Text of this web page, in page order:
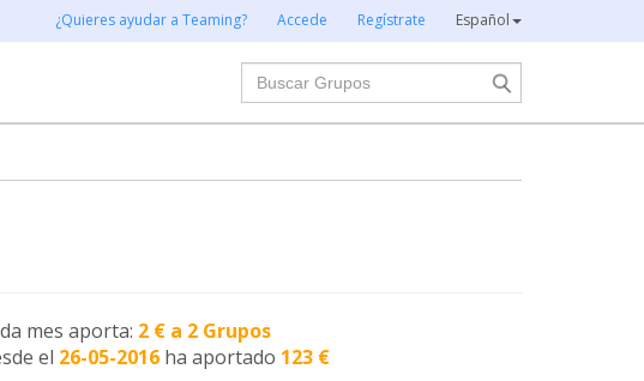
¿Quieres ayudar a Teaming? Accede Regístrate Español
Buscar
mes aporta: 2 € a 2 Grupos
el 26-05-2016 ha aportado 123 €